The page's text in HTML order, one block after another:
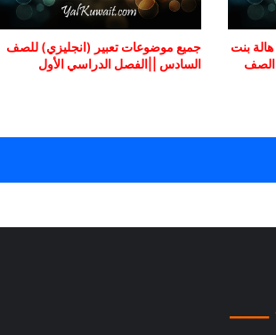
بنت
الصف
جميع موضوعات تعبير (انجليزي) للصف
السادس ||الفصل الدراسي الأول